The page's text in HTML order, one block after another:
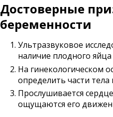
Достоверные
беременности
Ультразвуковое
наличие плодного яйца
На гинекологическом
определить части тела
Прослушивается
ощущаются его